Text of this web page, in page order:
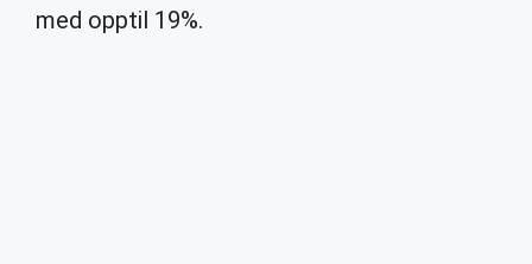
med opptil 19%.